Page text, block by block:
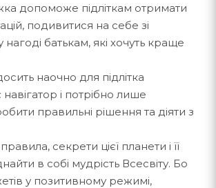
допоможе підліткам отримати
подивитися на себе зі
батькам, які хочуть краще
наочно для підлітка
і потрібно лише
правильні рішення та діяти з
секрети цієї планети і її
в собі мудрість Всесвіту. Бо
у позитивному режимі,